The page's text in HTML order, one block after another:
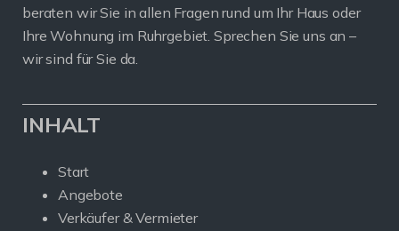
beraten wir Sie in allen Fragen rund um Ihr Haus oder
Ihre Wohnung im Ruhrgebiet. Sprechen Sie uns an –
wir sind für Sie da.
INHALT
Start
Angebote
Verkäufer & Vermieter